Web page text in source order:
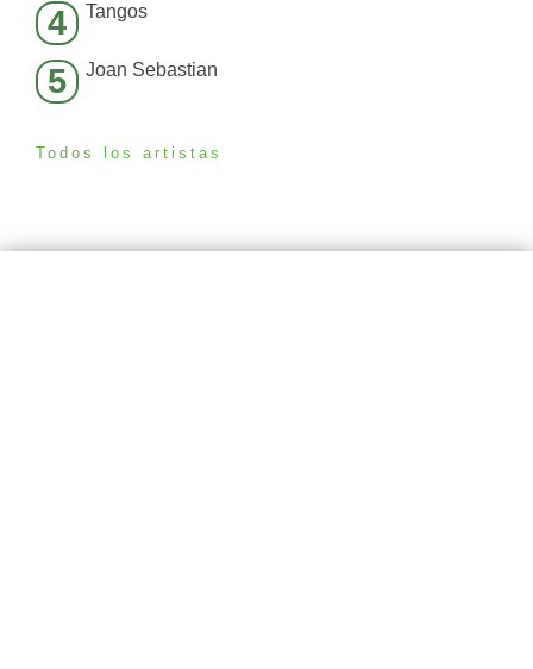
4 Tangos
5 Joan Sebastian
Todos los artistas